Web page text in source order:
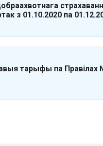
з 01.10.2020 па
тарыфы па Правілах